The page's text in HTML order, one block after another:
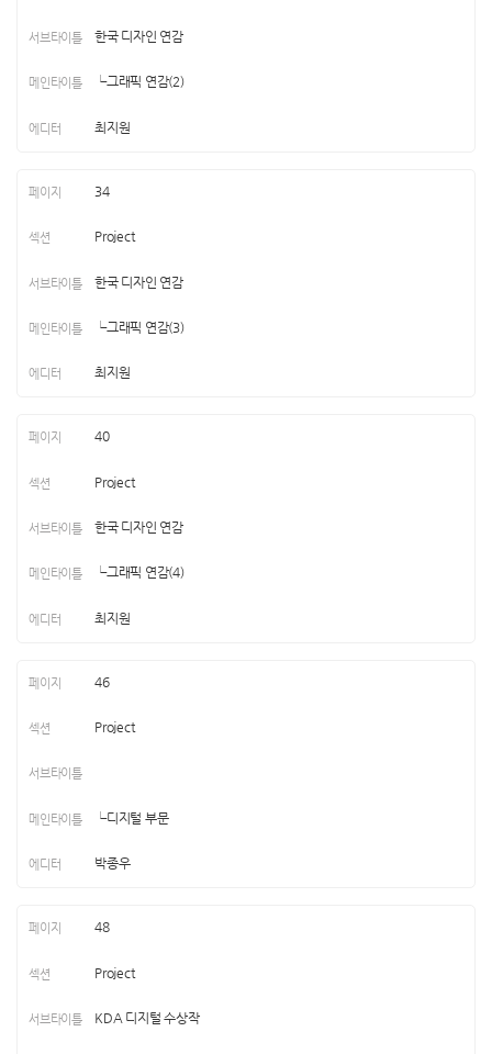
한국 디자인 연감
└그래픽 연감(2)
최지원
34
Project
한국 디자인 연감
└그래픽 연감(3)
최지원
40
Project
한국 디자인 연감
└그래픽 연감(4)
최지원
46
Project
└디지털 부문
박종우
48
Project
KDA 디지털 수상작